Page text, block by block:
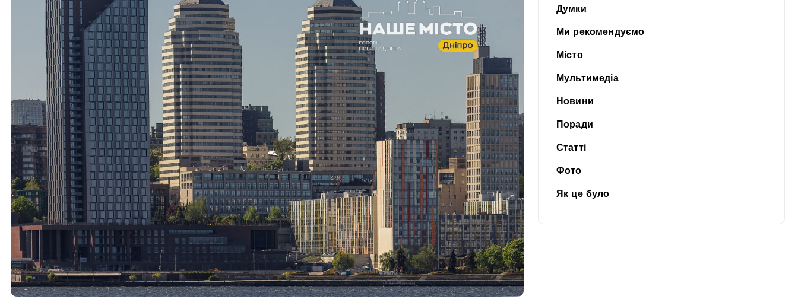
Думки
Ми рекомендуємо
Місто
Мультимедіа
Новини
Поради
Статті
Фото
Як це було